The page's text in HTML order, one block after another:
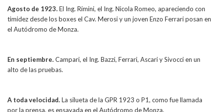
Agosto de 1923.El Ing. Rímini, el Ing. Nicola Romeo, apareciendo con
timidez desde los boxes el Cav. Merosi y un joven Enzo Ferrari posan en
el Autódromo de Monza.
En septiembre.Campari, el Ing. Bazzi, Ferrari, Ascari y Sivocci en un
alto de las pruebas.
A toda velocidad.La silueta de la GPR 1923 o P1, como fue llamada
por la prensa, es ensayada en el Autódromo de Monza.